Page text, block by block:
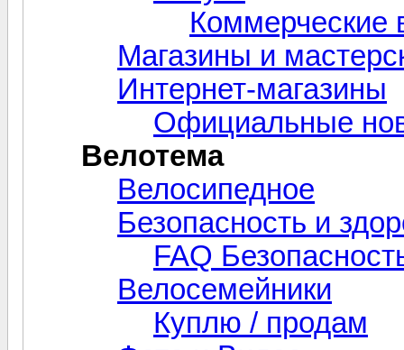
Коммерческие
Магазины и
Интернет-магазины
Официальные
Велотема
Велосипедное
Безопасность и
FAQ
Велосемейники
Куплю / продам